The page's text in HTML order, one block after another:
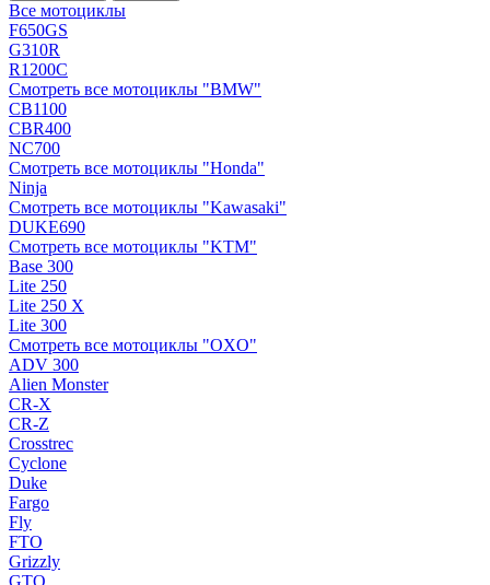
Все мотоциклы
F650GS
G310R
R1200C
Смотреть все мотоциклы "BMW"
CB1100
CBR400
NC700
Смотреть все мотоциклы "Honda"
Ninja
Смотреть все мотоциклы "Kawasaki"
DUKE690
Смотреть все мотоциклы "KTM"
Base 300
Lite 250
Lite 250 X
Lite 300
Смотреть все мотоциклы "OXO"
ADV 300
Alien Monster
CR-X
CR-Z
Crosstrec
Cyclone
Duke
Fargo
Fly
FTO
Grizzly